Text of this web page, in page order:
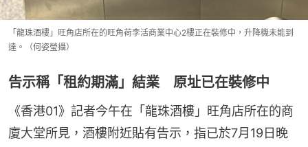
「龍珠酒樓」旺角店所在的旺角荷李活商業中心2樓正在裝修中，升降機未能到
達。（何姿瑩攝）
告示稱「租約期滿」結業 原址已在裝修中
《香港01》記者今午在「龍珠酒樓」旺角店所在的商
廈大堂所見，酒樓附近貼有告示，指已於7月19日晚